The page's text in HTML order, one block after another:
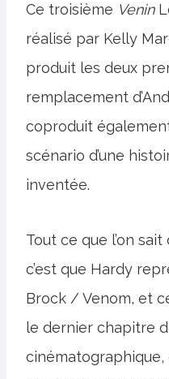
Ce troisième Venin
réalisé par Kelly
produit les deux
remplacement
coproduit
scénario d’une
inventée.
Tout ce que l’on
c’est que Hardy
Brock / Venom, et
le dernier chapitre
cinématographique,